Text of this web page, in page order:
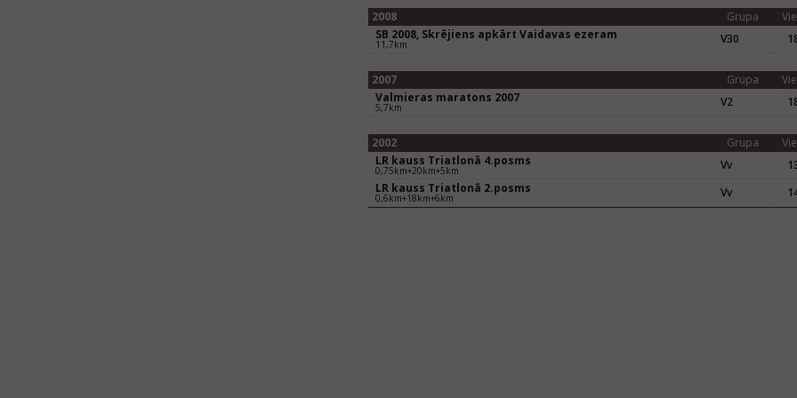
2008 Grupa
SB 2008, Skrējiens apkārt Vaidavas ezeram
11,7km V30
2007 Grupa
Valmieras maratons 2007
5,7km V2
2002 Grupa
LR kauss Triatlonā 4.posms
0,75km+20km+5km Vv
LR kauss Triatlonā 2.posms
0,6km+18km+6km Vv